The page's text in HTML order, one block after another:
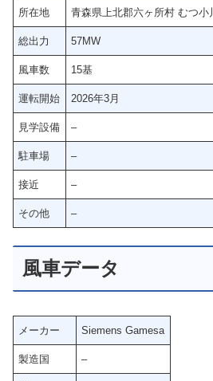
所在地 青森県上北郡六ヶ所村 むつ小
総出力 57MW
風車数 15基
運転開始 2026年3月
見学設備 –
駐車場 –
接近 –
その他 –
風車データ
メーカー Siemens Gamesa
製造国 –